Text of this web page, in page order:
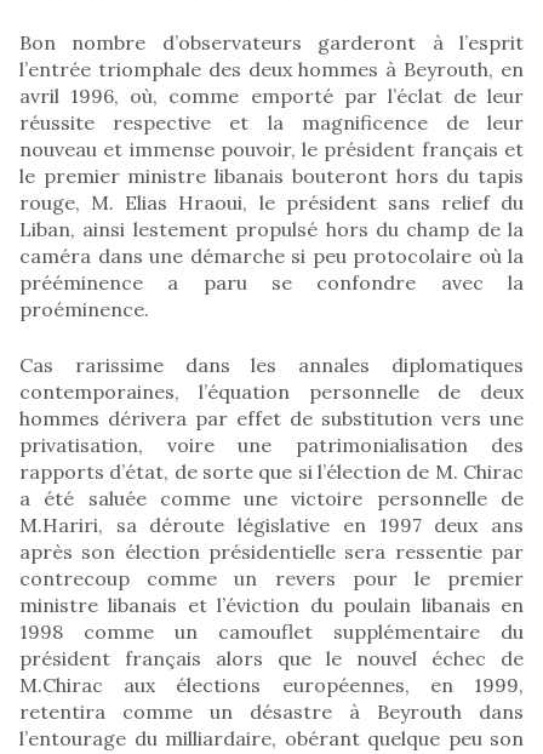
Bon nombre d’observateurs garderont à l’esprit
l’entrée triomphale des deux hommes à Beyrouth, en
avril 1996, où, comme emporté par l’éclat de leur
réussite respective et la magnificence de leur
nouveau et immense pouvoir, le président français et
le premier ministre libanais bouteront hors du tapis
rouge, M. Elias Hraoui, le président sans relief du
Liban, ainsi lestement propulsé hors du champ de la
caméra dans une démarche si peu protocolaire où la
prééminence a paru se confondre avec la
proéminence.
Cas rarissime dans les annales diplomatiques
contemporaines, l’équation personnelle de deux
hommes dérivera par effet de substitution vers une
privatisation, voire une patrimonialisation des
rapports d’état, de sorte que si l’élection de M. Chirac
a été saluée comme une victoire personnelle de
M.Hariri, sa déroute législative en 1997 deux ans
après son élection présidentielle sera ressentie par
contrecoup comme un revers pour le premier
ministre libanais et l’éviction du poulain libanais en
1998 comme un camouflet supplémentaire du
président français alors que le nouvel échec de
M.Chirac aux élections européennes, en 1999,
retentira comme un désastre à Beyrouth dans
l’entourage du milliardaire, obérant quelque peu son